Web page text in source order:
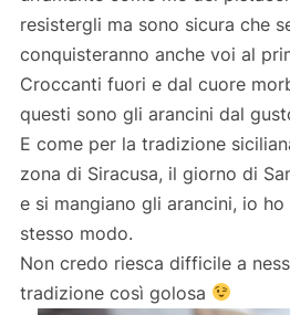
resistergli ma sono sicura che
conquisteranno anche voi al
Croccanti fuori e dal cuore
questi sono gli arancini dal
E come per la tradizione
zona di Siracusa, il giorno di
e si mangiano gli arancini, io
stesso modo.
Non credo riesca difficile a
tradizione così golosa